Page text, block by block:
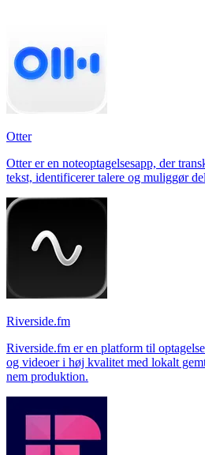
Otter
Otter er en noteoptagelsesapp, der
tekst, identificerer talere og muliggør
Riverside.fm
Riverside.fm er en platform til
og videoer i høj kvalitet med lokalt
nem produktion.